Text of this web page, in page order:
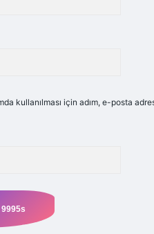
kullanılması için adım, e-posta